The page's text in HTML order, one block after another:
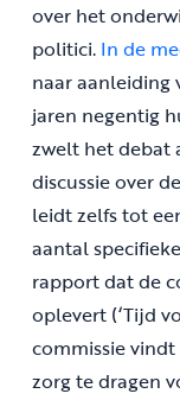
over het
politici. In de
naar aanleiding
jaren negentig
zwelt het debat
discussie over
leidt zelfs tot
aantal
rapport dat de
oplevert (‘Tijd
commissie
zorg te dragen